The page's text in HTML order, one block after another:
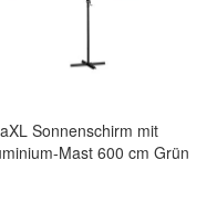
Sonnenschirm mit
Mast 600 cm Grün